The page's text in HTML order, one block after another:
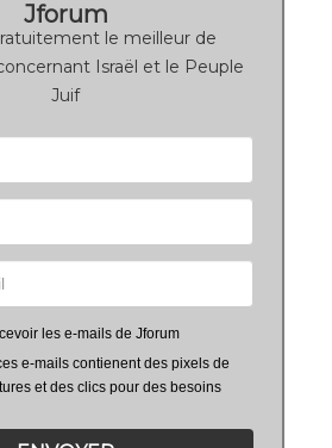
Jforum
le meilleur de
Israël et le Peuple
Juif
les e-mails de Jforum
e-mails contienent des pixels de
et des clics pour des besoins